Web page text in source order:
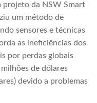
projeto da NSW Smart
um método de
sensores e técnicas
as ineficiências dos
​​por perdas globais
de dólares
devido a problemas